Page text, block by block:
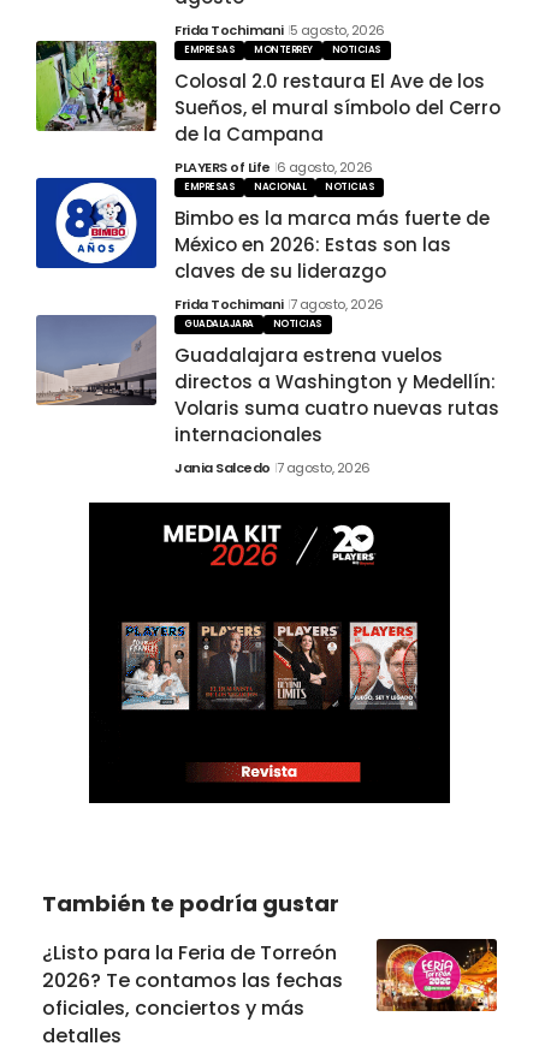
Frida Tochimani 5 agosto, 2026
EMPRESAS MONTERREY NOTICIAS
Colosal 2.0 restaura El Ave de los
Sueños, el mural símbolo del Cerro
de la Campana
PLAYERS of Life 6 agosto, 2026
EMPRESAS NACIONAL NOTICIAS
Bimbo es la marca más fuerte de
México en 2026: Estas son las
claves de su liderazgo
Frida Tochimani 7 agosto, 2026
GUADALAJARA NOTICIAS
Guadalajara estrena vuelos
directos a Washington y Medellín:
Volaris suma cuatro nuevas rutas
internacionales
Jania Salcedo 7 agosto, 2026
También te podría gustar
¿Listo para la Feria de Torreón
2026? Te contamos las fechas
oficiales, conciertos y más
detalles